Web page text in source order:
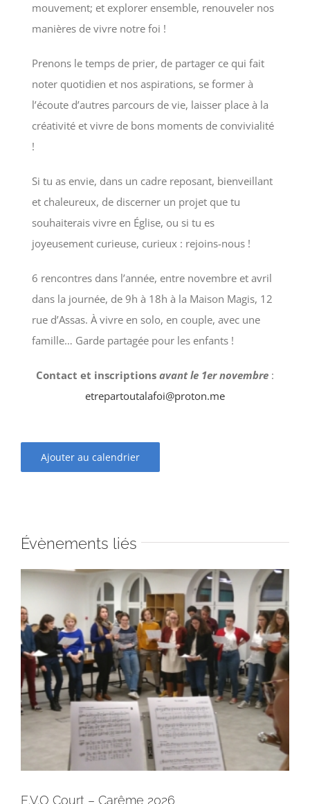
mouvement; et explorer ensemble, renouveler nos
manières de vivre notre foi !
Prenons le temps de prier, de partager ce qui fait
noter quotidien et nos aspirations, se former à
l’écoute d’autres parcours de vie, laisser place à la
créativité et vivre de bons moments de convivialité
!
Si tu as envie, dans un cadre reposant, bienveillant
et chaleureux, de discerner un projet que tu
souhaiterais vivre en Église, ou si tu es
joyeusement curieuse, curieux : rejoins-nous !
6 rencontres dans l’année, entre novembre et avril
dans la journée, de 9h à 18h à la Maison Magis, 12
rue d’Assas. À vivre en solo, en couple, avec une
famille… Garde partagée pour les enfants !
Contact et inscriptions avant le 1er novembre :
etrepartoutalafoi@proton.me
Ajouter au calendrier
Évènements liés
E.V.O Court – Carême 2026